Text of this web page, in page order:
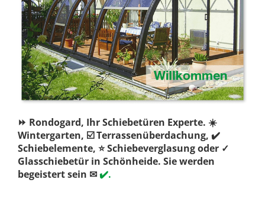
⏩ Rondogard, Ihr Schiebetüren Experte. ☀️
Wintergarten, ☑️ Terrassenüberdachung, ✔️
Schiebelemente, ⭐ Schiebeverglasung oder ✓
Glasschiebetür in Schönheide. Sie werden
begeistert sein ✉✔️.